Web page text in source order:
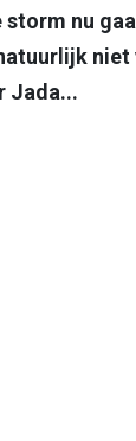
nu
Jada...